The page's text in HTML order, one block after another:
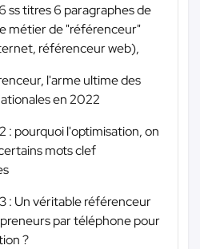
ss titres 6 paragraphes de
métier de "référenceur"
référenceur web),
l'arme ultime des
en 2022
: pourquoi l'optimisation, on
mots clef
: Un véritable référenceur
par téléphone pour
?